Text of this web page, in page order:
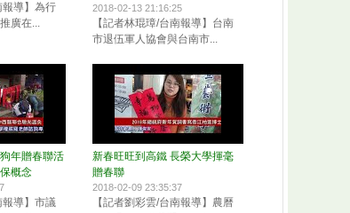
報導】為行
廣在...
2018-02-13 21:16:25
【記者林琨璋/台南報導】台南
市退伍軍人協會與台南市...
年贈春聯活
概念
報導】市議
新春旺旺到高鐵 長榮大學揮毫
贈春聯
2018-02-09 23:35:37
【記者劉彩雲/台南報導】農曆